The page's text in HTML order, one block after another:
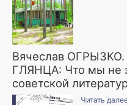
Вячеслав
ГЛЯНЦА: Что мы не
советской
Читать